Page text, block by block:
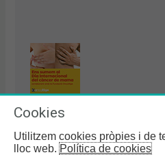
Campanya “Sigues una mà
Cookies
Utilitzem cookies pròpies i de
lloc web.Política de cookies